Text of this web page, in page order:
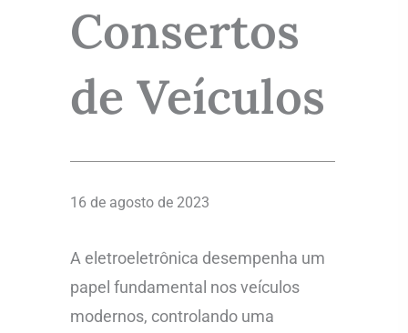
Consertos
de Veículos
16 de agosto de 2023
A eletroeletrônica desempenha um
papel fundamental nos veículos
modernos, controlando uma